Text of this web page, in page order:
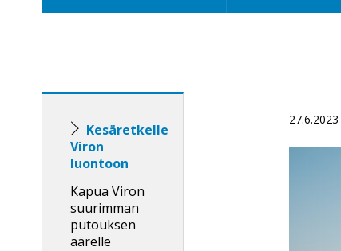
Kesäretkelle
Viron
luontoon
Kapua Viron
suurimman
putouksen
äärelle